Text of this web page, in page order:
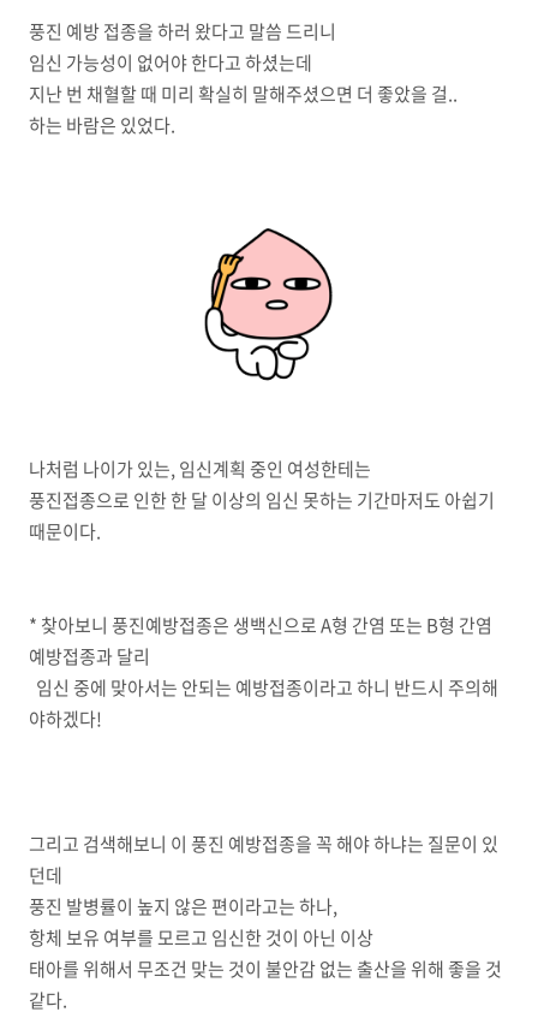
풍진 예방 접종을 하러 왔다고 말씀 드리니
임신 가능성이 없어야 한다고 하셨는데
지난 번 채혈할 때 미리 확실히 말해주셨으면 더 좋았을 걸..
하는 바람은 있었다.
나처럼 나이가 있는, 임신계획 중인 여성한테는
풍진접종으로 인한 한 달 이상의 임신 못하는 기간마저도 아쉽기
때문이다.
* 찾아보니 풍진예방접종은 생백신으로 A형 간염 또는 B형 간염
예방접종과 달리
임신 중에 맞아서는 안되는 예방접종이라고 하니 반드시 주의해
야하겠다!
그리고 검색해보니 이 풍진 예방접종을 꼭 해야 하냐는 질문이 있
던데
풍진 발병률이 높지 않은 편이라고는 하나,
항체 보유 여부를 모르고 임신한 것이 아닌 이상
태아를 위해서 무조건 맞는 것이 불안감 없는 출산을 위해 좋을 것
같다.